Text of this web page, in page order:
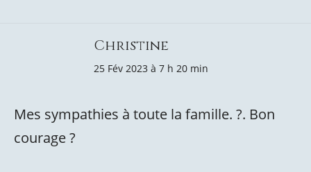
Christine
25 Fév 2023 à 7 h 20 min
Mes sympathies à toute la famille. ?. Bon
courage ?